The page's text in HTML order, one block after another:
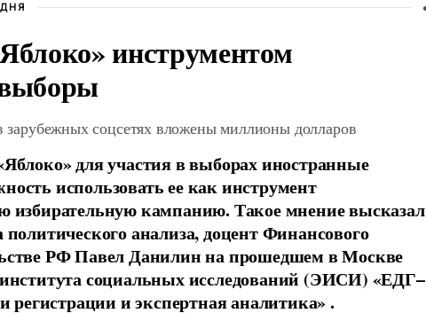
инструментом
соцсетях вложены миллионы долларов
для участия в выборах иностранные
использовать ее как инструмент
избирательную кампанию. Такое мнение высказал
анализа, доцент Финансового
РФ Павел Данилин на прошедшем в Москве
социальных исследований (ЭИСИ) «ЕДГ–
регистрации и экспертная аналитика» .